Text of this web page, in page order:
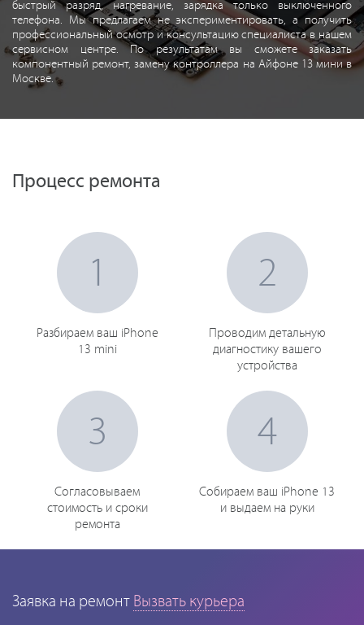
быстрый разряд, нагревание, зарядка только выключенного
телефона. Мы предлагаем не экспериментировать, а получить
профессиональный осмотр и консультацию специалиста в нашем
сервисном центре. По результатам вы сможете заказать
компонентный ремонт, замену контроллера на Айфоне 13 мини в
Москве.
Процесс ремонта
1
Разбираем ваш iPhone
13 mini
2
Проводим детальную
диагностику вашего
устройства
3
Согласовываем
стоимость и сроки
ремонта
4
Собираем ваш iPhone 13
и выдаем на руки
Заявка на ремонт Вызвать курьера